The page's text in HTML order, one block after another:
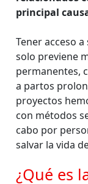
principal
Tener acceso
solo previene
permanentes,
a partos
proyectos
con métodos
cabo por
salvar la vida
¿Qué es